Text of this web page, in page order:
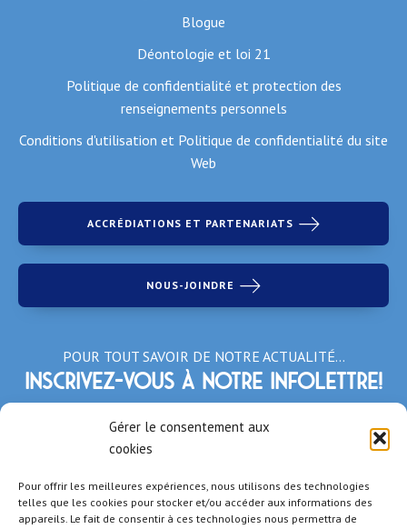
Gérer le consentement aux
cookies
Pour offrir les meilleures expériences, nous utilisons des technologies
telles que les cookies pour stocker et/ou accéder aux informations des
appareils. Le fait de consentir à ces technologies nous permettra de
Blogue
Déontologie et loi 21
Politique de confidentialité et protection des
renseignements personnels
Conditions d'utilisation et Politique de confidentialité du site
Web
ACCRÉDIATIONS ET PARTENARIATS
NOUS-JOINDRE
POUR TOUT SAVOIR DE NOTRE ACTUALITÉ…
Inscrivez-vous à notre infolettre!
*Champs obligatoires